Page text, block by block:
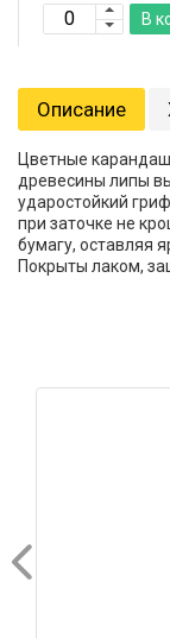
В
Описание
Цветные
древесины липы
ударостойкий
при заточке не
бумагу, оставляя
Покрыты лаком,